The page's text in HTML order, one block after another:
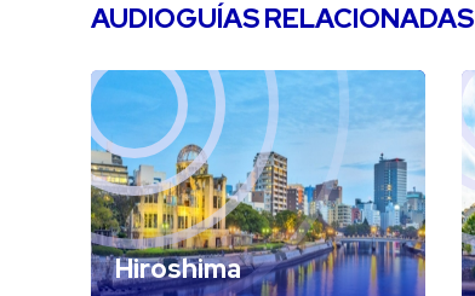
AUDIOGUÍAS RELACIONADAS
Hiroshima